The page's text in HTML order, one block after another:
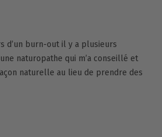
d’un burn-out il y a plusieurs
naturopathe qui m’a conseillé et
naturelle au lieu de prendre des